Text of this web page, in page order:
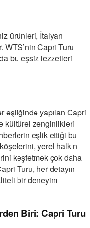
ürünleri, İtalyan
WTS’nin Capri Turu
bu eşsiz lezzetleri
eşliğinde yapılan Capri
kültürel zenginlikleri
eşlik ettiği bu
yerel halkın
keşfetmek çok daha
Turu, her detayın
bir deneyim
Biri: Capri Turu